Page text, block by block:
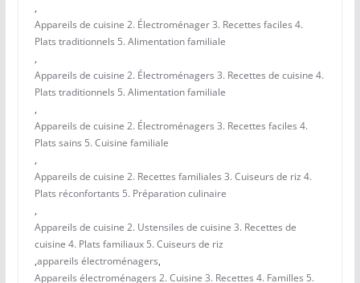
,
Appareils de cuisine 2. Électroménager 3. Recettes faciles 4.
Plats traditionnels 5. Alimentation familiale
,
Appareils de cuisine 2. Électroménagers 3. Recettes de cuisine 4.
Plats traditionnels 5. Alimentation familiale
,
Appareils de cuisine 2. Électroménagers 3. Recettes faciles 4.
Plats sains 5. Cuisine familiale
,
Appareils de cuisine 2. Recettes familiales 3. Cuiseurs de riz 4.
Plats réconfortants 5. Préparation culinaire
,
Appareils de cuisine 2. Ustensiles de cuisine 3. Recettes de
cuisine 4. Plats familiaux 5. Cuiseurs de riz
,appareils électroménagers,
Appareils électroménagers 2. Cuisine 3. Recettes 4. Familles 5.